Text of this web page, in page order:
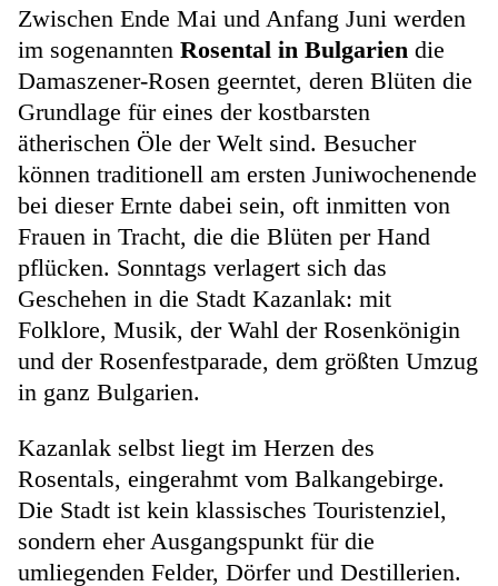
Zwischen Ende Mai und Anfang Juni werden
im sogenannten Rosental in Bulgarien die
Damaszener-Rosen geerntet, deren Blüten die
Grundlage für eines der kostbarsten
ätherischen Öle der Welt sind. Besucher
können traditionell am ersten Juniwochenende
bei dieser Ernte dabei sein, oft inmitten von
Frauen in Tracht, die die Blüten per Hand
pflücken. Sonntags verlagert sich das
Geschehen in die Stadt Kazanlak: mit
Folklore, Musik, der Wahl der Rosenkönigin
und der Rosenfestparade, dem größten Umzug
in ganz Bulgarien.
Kazanlak selbst liegt im Herzen des
Rosentals, eingerahmt vom Balkangebirge.
Die Stadt ist kein klassisches Touristenziel,
sondern eher Ausgangspunkt für die
umliegenden Felder, Dörfer und Destillerien.